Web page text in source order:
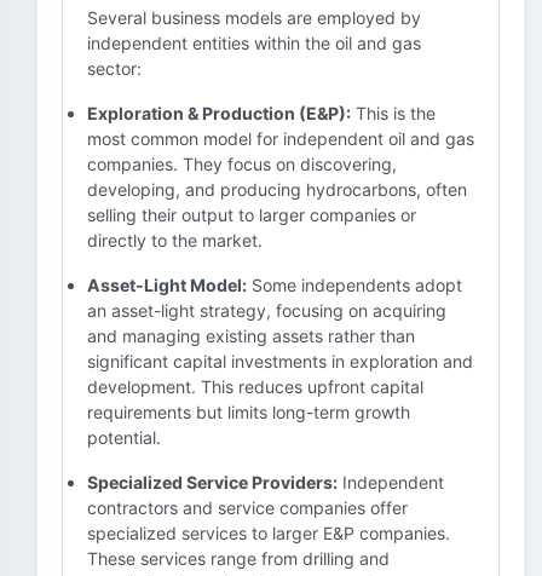
Several business models are employed by
independent entities within the oil and gas
sector:
Exploration & Production (E&P): This is the
most common model for independent oil and gas
companies. They focus on discovering,
developing, and producing hydrocarbons, often
selling their output to larger companies or
directly to the market.
Asset-Light Model: Some independents adopt
an asset-light strategy, focusing on acquiring
and managing existing assets rather than
significant capital investments in exploration and
development. This reduces upfront capital
requirements but limits long-term growth
potential.
Specialized Service Providers: Independent
contractors and service companies offer
specialized services to larger E&P companies.
These services range from drilling and